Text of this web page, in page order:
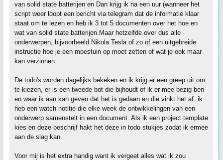
van solid state batterijen en Dan krijg ik na een uur (wanneer het
script weer loopt een bericht via telegram dat de informatie klaar
staat om te lezen en heb ik 3 tot 5 documenten over het hoe en
wat van solid state batterijen.Maar hetzelfde over dus alle
onderwerpen, bijvoorbeeld Nikola Tesla of zo of een uitgebreide
instructie hoe je een moestuin op moet zetten of wat je ook maar
kan verzinnen.
De todo's worden dagelijks bekeken en ik krijg er een greep uit om
te kiezen, er is een tweede bot die bijhoudt of ik er mee bezig ben
en waar ik aan kan geven dat het is gedaan en die vinkt het af. ik
heb een watch notitie die elke week de ontwikkelingen van een
onderwerp samenstelt in een document. Als ik een project template
kies en deze beschrijf hakt het deze in todo stukjes zodat ik ermee
aan de slag kan.
Voor mij is het extra handig want ik vergeet alles wat ik zou